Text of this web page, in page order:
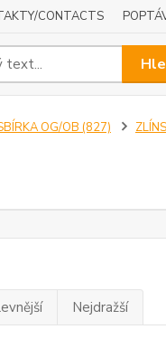
CONTACTS
OG/OB (827)
Nejdražší